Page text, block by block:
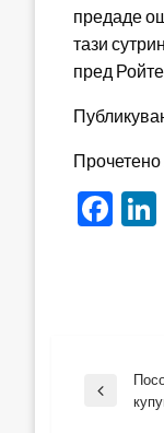
предаде
тази
пред
Прочетено
Previous